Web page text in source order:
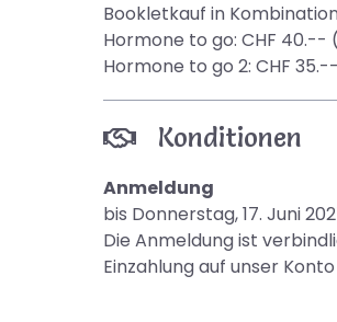
Bookletkauf in
Hormone to go: CHF
Hormone to go 2: CHF
Konditionen
Anmeldung
bis Donnerstag, 17. Juni
Die Anmeldung ist
Einzahlung auf unser